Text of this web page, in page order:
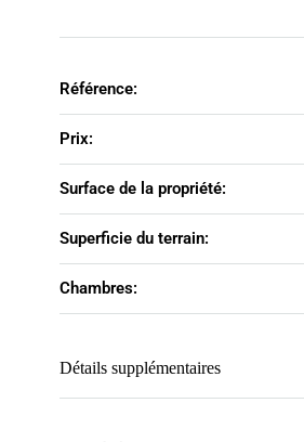
Référence:
Prix:
Surface de la propriété:
Superficie du terrain:
Chambres:
Détails supplémentaires